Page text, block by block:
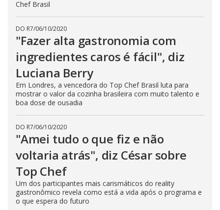
Chef Brasil
DO R7/06/10/2020
"Fazer alta gastronomia com
ingredientes caros é fácil", diz
Luciana Berry
Em Londres, a vencedora do Top Chef Brasil luta para
mostrar o valor da cozinha brasileira com muito talento e
boa dose de ousadia
DO R7/06/10/2020
"Amei tudo o que fiz e não
voltaria atrás", diz César sobre
Top Chef
Um dos participantes mais carismáticos do reality
gastronômico revela como está a vida após o programa e
o que espera do futuro